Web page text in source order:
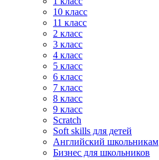
10 класс
11 класс
2 класс
3 класс
4 класс
5 класс
6 класс
7 класс
8 класс
9 класс
Scratch
Soft skills для детей
Английский школьникам
Бизнес для школьников